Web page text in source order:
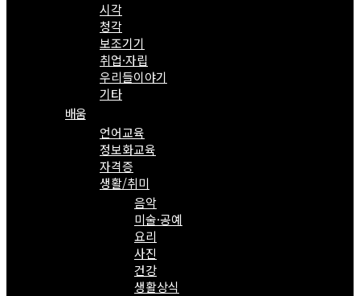
시각
청각
보조기기
취업·자립
우리들이야기
기타
배움
언어교육
정보화교육
자격증
생활/취미
음악
미술·공예
요리
사진
건강
생활상식